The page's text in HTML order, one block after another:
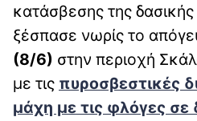
κατάσβεσης της
ξέσπασε νωρίς το
(8/6) στην περιοχή
με τις πυροσβεστικές
μάχη με τις φλόγες σε